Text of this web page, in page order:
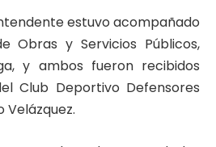
estuvo acompañado
Obras y Servicios Públicos,
y ambos fueron recibidos
Club Deportivo Defensores
Velázquez.